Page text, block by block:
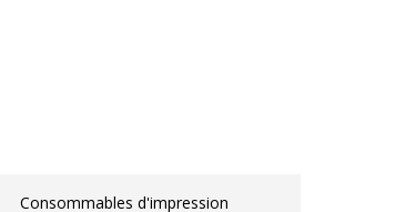
Consommables d'impression